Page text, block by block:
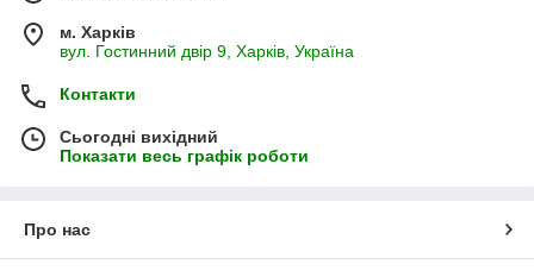
м. Харків
вул. Гостинний двір 9, Харків, Україна
Контакти
Сьогодні вихідний
Показати весь графік роботи
Про нас